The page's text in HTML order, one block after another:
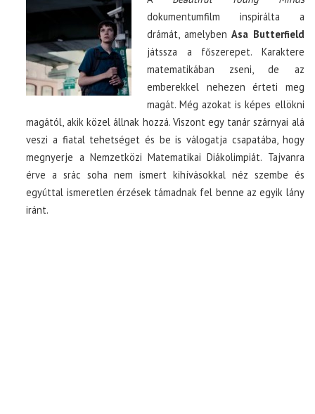
KULISSZA
PÓLÓ RENDELÉS
dokumentumfilm inspirálta a
drámát, amelybenAsa Butterfield
játssza a főszerepet. Karaktere
matematikában zseni, de az
emberekkel nehezen érteti meg
magát. Még azokat is képes ellökni
magától, akik közel állnak hozzá. Viszont egy tanár szárnyai alá
veszi a fiatal tehetséget és be is válogatja csapatába, hogy
megnyerje a Nemzetközi Matematikai Diákolimpiát. Tajvanra
érve a srác soha nem ismert kihívásokkal néz szembe és
egyúttal ismeretlen érzések támadnak fel benne az egyik lány
iránt.